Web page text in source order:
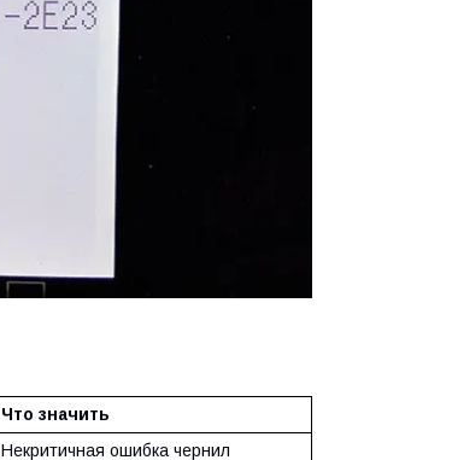
Что значить
Некритичная ошибка чернил